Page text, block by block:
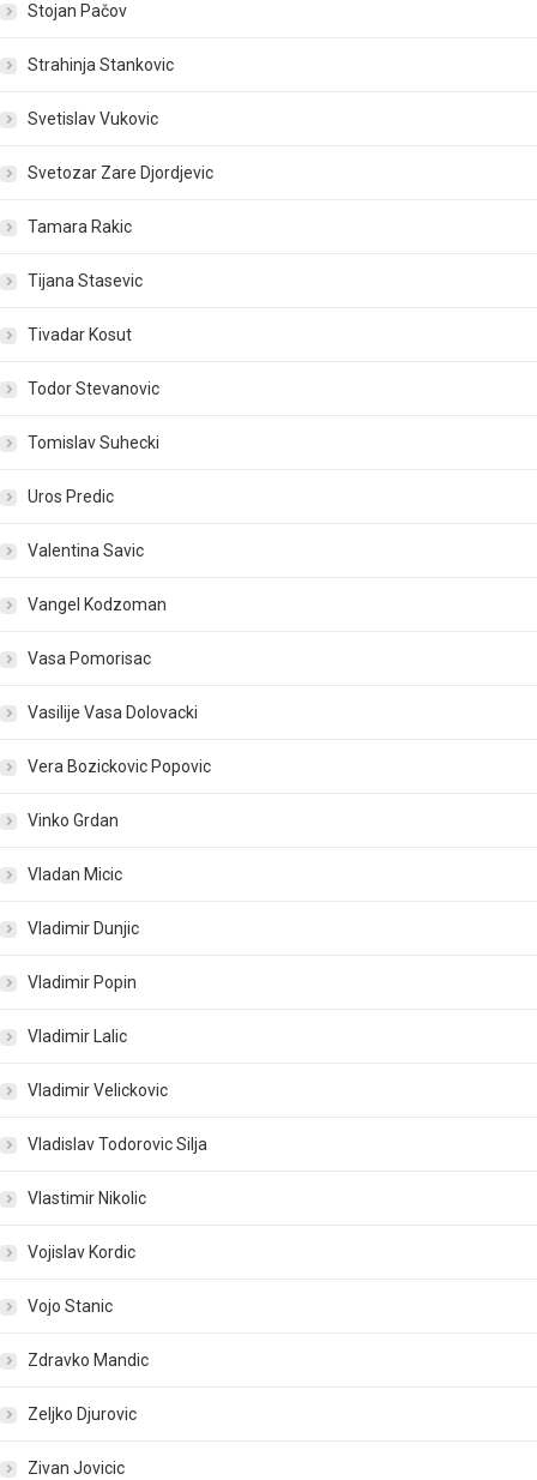
Stojan Pačov
Strahinja Stankovic
Svetislav Vukovic
Svetozar Zare Djordjevic
Tamara Rakic
Tijana Stasevic
Tivadar Kosut
Todor Stevanovic
Tomislav Suhecki
Uros Predic
Valentina Savic
Vangel Kodzoman
Vasa Pomorisac
Vasilije Vasa Dolovacki
Vera Bozickovic Popovic
Vinko Grdan
Vladan Micic
Vladimir Dunjic
Vladimir Popin
Vladimir Lalic
Vladimir Velickovic
Vladislav Todorovic Silja
Vlastimir Nikolic
Vojislav Kordic
Vojo Stanic
Zdravko Mandic
Zeljko Djurovic
Zivan Jovicic